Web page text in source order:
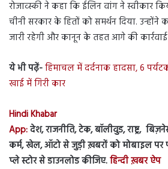
रोजाव्स्की ने कहा कि ईलिन वांग ने स्वीकार
चीनी सरकार के हितों को समर्थन दिया.
जारी रहेगी और कानून के तहत आगे की
ये भी पढ़ें-हिमाचल में दर्दनाक हादसा, 6
खाई में गिरी कार
Hindi Khabar
App:देश, राजनीति, टेक, बॉलीवुड, राष्ट्र,
कर्म, खेल, ऑटो से जुड़ी ख़बरों को मोबाइल
प्ले स्टोर से डाउनलोड कीजिए.हिन्दी ख़बर ऐप